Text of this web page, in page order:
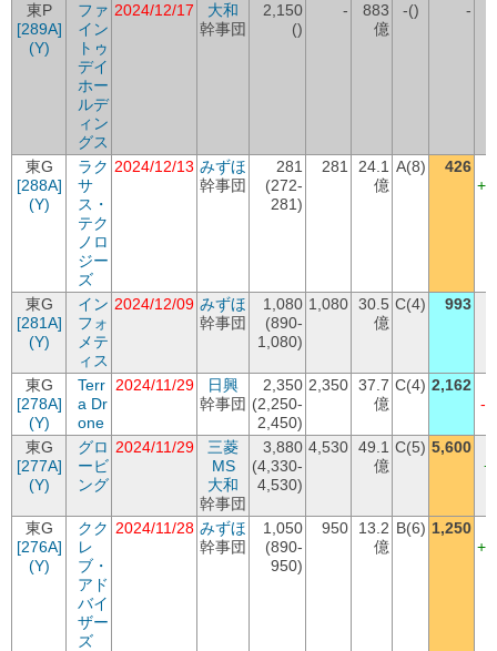
東P
[289A]
(Y)
ファ
イン
トゥ
デイ
ホー
ルデ
ィン
グス
2024/12/17
大和
幹事団
2,150
()
-
883
億
-() -
東G
[288A]
(Y)
ラク
サ
ス・
テク
ノロ
ジー
ズ
2024/12/13 みずほ
幹事団
281
(272-
281)
281
24.1
億
A(8) 426
東G
[281A]
(Y)
イン
フォ
メテ
ィス
2024/12/09 みずほ
幹事団
1,080
(890-
1,080)
1,080 30.5
億
C(4)
993
東G
[278A]
(Y)
Terr
a Dr
one
2024/11/29
日興
幹事団
2,350
(2,250-
2,450)
2,350 37.7
億
C(4) 2,162
-
東G
[277A]
(Y)
グロ
ービ
ング
2024/11/29
三菱
MS
大和
幹事団
3,880
(4,330-
4,530)
4,530 49.1
億
C(5) 5,600
東G
[276A]
(Y)
クク
レ
ブ・
アド
バイ
ザー
ズ
2024/11/28 みずほ
幹事団
1,050
(890-
950)
950
13.2
億
B(6) 1,250